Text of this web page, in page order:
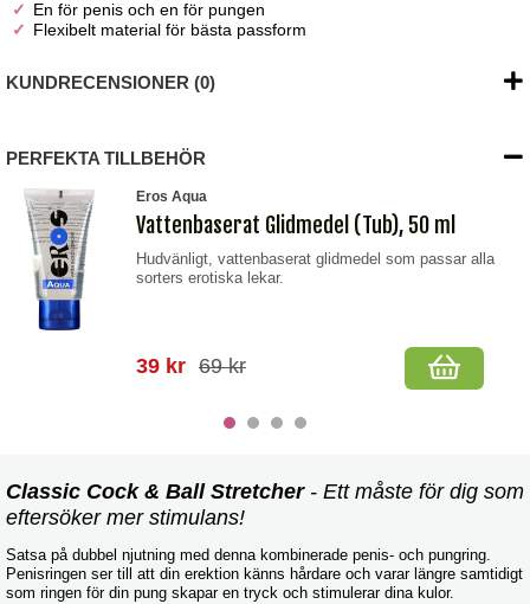
En för penis och en för pungen
Flexibelt material för bästa passform
KUNDRECENSIONER (0)
PERFEKTA TILLBEHÖR
Eros Aqua
Vattenbaserat Glidmedel (Tub), 50 ml
Hudvänligt, vattenbaserat glidmedel som passar alla
sorters erotiska lekar.
39 kr 69 kr
Classic Cock & Ball Stretcher- Ett måste för dig som
eftersöker mer stimulans!
Satsa på dubbel njutning med denna kombinerade penis- och pungring.
Penisringen ser till att din erektion känns hårdare och varar längre samtidigt
som ringen för din pung skapar en tryck och stimulerar dina kulor.